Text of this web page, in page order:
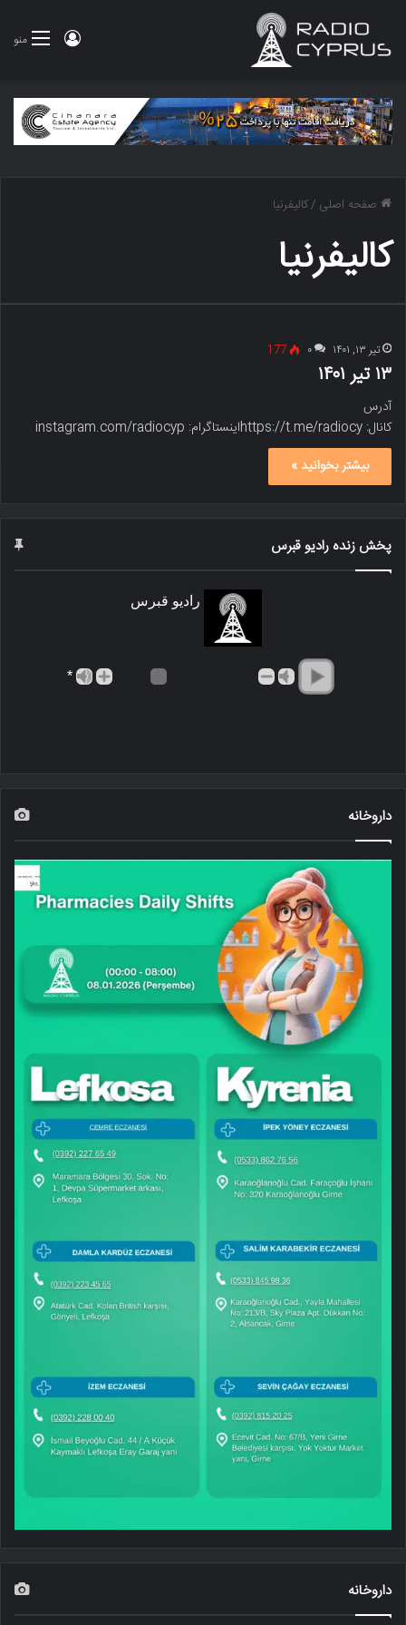
منو ورود
صفحه اصلی /کالیفرنیا
کالیفرنیا
تیر ۱۳, ۱۴۰۱ ۰ 177
۱۳ تیر ۱۴۰۱
آدرس
کانال: https://t.me/radiocyاینستاگرام: instagram.com/radiocyp
بیشتر بخوانید »
پخش زنده رادیو قبرس
رادیو قبرس
*
داروخانه
داروخانه